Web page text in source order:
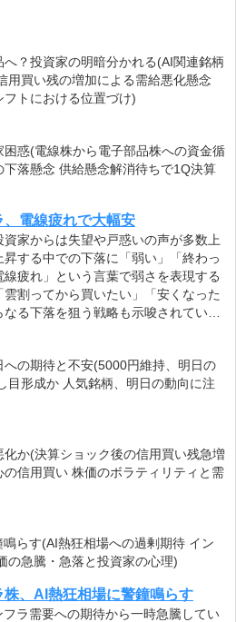
？投資家の明暗分かれる(AI関連銘柄
用買い残の増加による需給悪化懸念
トにおける位置づけ)
惑(電線株から電子部品株への資金循
落懸念 供給懸念解消待ちで1Q決算
、電線疲れで大幅安
家からは失望や戸惑いの声が多数上
する中での下落に「弱い」「終わっ
疲れ」という言葉で弱さを表現する
割ってから買いたい」「安くなった
る下落を狙う戦略も示唆されてい…
の期待と不安(5000円維持、明日の
目形成か 人気銘柄、明日の動向に注
か(決算ショック後の信用買い残急増
信用買い 株価のボラティリティと需
らす(AI熱狂相場への過剰期待 イン
の急騰・急落と投資家の心理)
株、AI熱狂相場に警鐘鳴らす
ラ需要への期待から一時急騰してい